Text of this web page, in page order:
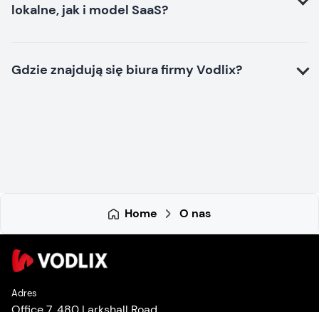
lokalne, jak i model SaaS?
Gdzie znajdują się biura firmy Vodlix?
Home O nas
Adres